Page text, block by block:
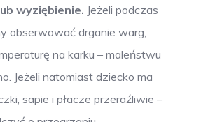
wyziębienie. Jeżeli podczas
obserwować drganie warg,
na karku – maleństwu
Jeżeli natomiast dziecko ma
sapie i płacze przeraźliwie –